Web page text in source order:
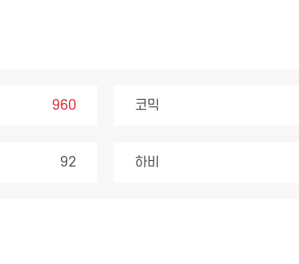
960 코믹
92 하비